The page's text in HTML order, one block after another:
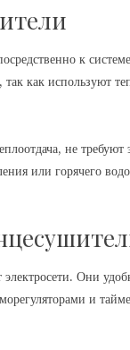
к
как используют
не требуют
или горячего
Они
и